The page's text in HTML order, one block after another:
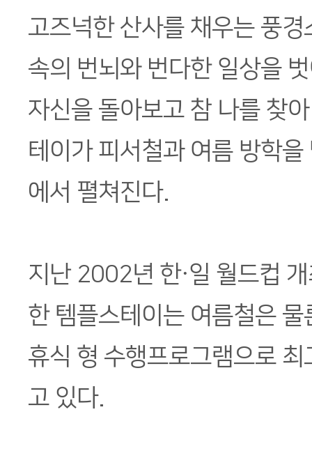
고즈넉한 산사를 채우는 풍경
속의 번뇌와 번다한 일상을
자신을 돌아보고 참 나를 찾
테이가 피서철과 여름 방학
에서 펼쳐진다.
지난 2002년 한·일 월드컵
한 템플스테이는 여름철은 물
휴식 형 수행프로그램으로 최
고 있다.